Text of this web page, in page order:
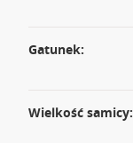
Gatunek:
Wielkość samicy: